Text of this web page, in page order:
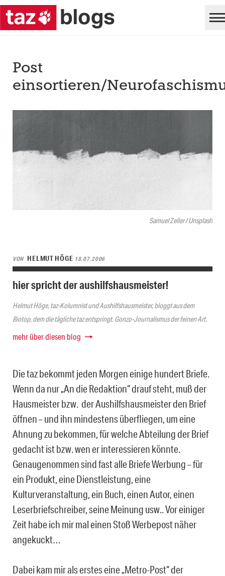
Samuel Zeller / Unsplash
Post
einsortieren/
VON HELMUT HÖGE 18.07.2006
hier spricht der aushilfshausmeister!
Helmut Höge, taz-Kolumnist und Aushilfshausmeister, bloggt aus dem
Biotop, dem die tägliche taz entspringt. Gonzo-Journalismus der feinen Art.
mehr über diesen blog
Die taz bekommt jeden Morgen einige hundert Briefe.
Wenn da nur „An die Redaktion“ drauf steht, muß der
Hausmeister bzw. der Aushilfshausmeister den Brief
öffnen – und ihn mindestens überfliegen, um eine
Ahnung zu bekommen, für welche Abteilung der Brief
gedacht ist bzw. wen er interessieren könnte.
Genaugenommen sind fast alle Briefe Werbung – für
ein Produkt, eine Dienstleistung, eine
Kulturveranstaltung, ein Buch, einen Autor, einen
Leserbriefschreiber, seine Meinung usw.. Vor einiger
Zeit habe ich mir mal einen Stoß Werbepost näher
angekuckt…
Dabei kam mir als erstes eine „Metro-Post“ der